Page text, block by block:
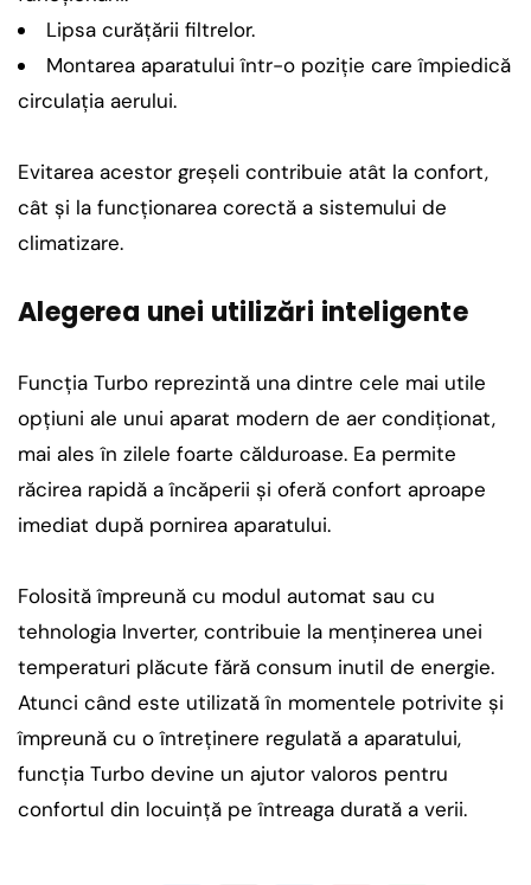
Lipsa curățării filtrelor.
Montarea aparatului într-o poziție care împiedică
circulația aerului.
Evitarea acestor greșeli contribuie atât la confort,
cât și la funcționarea corectă a sistemului de
climatizare.
Alegerea unei utilizări inteligente
Funcția Turbo reprezintă una dintre cele mai utile
opțiuni ale unui aparat modern de aer condiționat,
mai ales în zilele foarte călduroase. Ea permite
răcirea rapidă a încăperii și oferă confort aproape
imediat după pornirea aparatului.
Folosită împreună cu modul automat sau cu
tehnologia Inverter, contribuie la menținerea unei
temperaturi plăcute fără consum inutil de energie.
Atunci când este utilizată în momentele potrivite și
împreună cu o întreținere regulată a aparatului,
funcția Turbo devine un ajutor valoros pentru
confortul din locuință pe întreaga durată a verii.